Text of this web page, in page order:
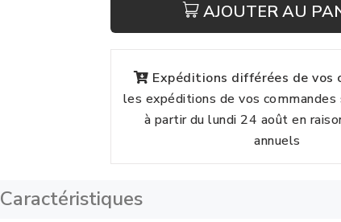
AJOUTER AU
Expéditions différées de vos
les expéditions de vos
à partir du lundi 24 août en
annuels
Caractéristiques